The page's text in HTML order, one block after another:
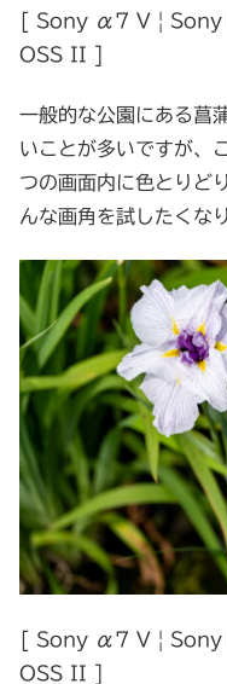
[ Sony α7 V |
OSS II ]
一般的な公園にある菖
いことが多いですが、
つの画面内に色とりど
んな画角を試したくな
[ Sony α7 V |
OSS II ]